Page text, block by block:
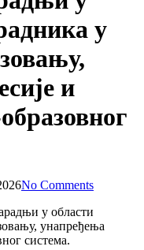
у
и
No Comments
у области
унапређења
система.